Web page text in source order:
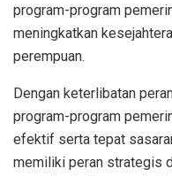
program-program
meningkatkan
perempuan.
Dengan keterlibatan
program-program
efektif serta tepat
memiliki peran strategis